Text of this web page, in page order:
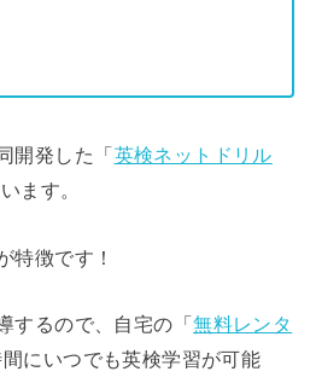
開発した「 英検ネットドリル
ます。
特徴です！
するので、自宅の「無料レンタ
間にいつでも英検学習が可能